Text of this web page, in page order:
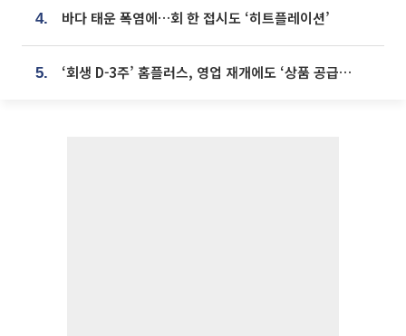
4. 바다 태운 폭염에…회 한 접시도 ‘히트플레이션’
5. ‘회생 D-3주’ 홈플러스, 영업 재개에도 ‘상품 공급망’ 복구가 생존 관건